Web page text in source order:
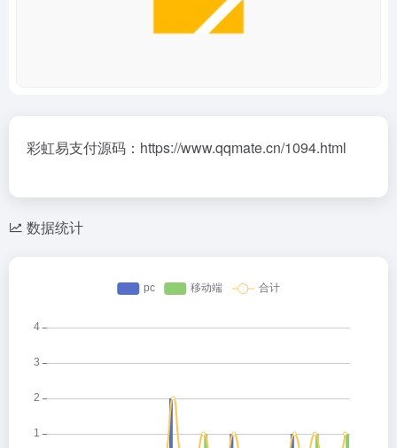
彩虹易支付源码：https://www.qqmate.cn/1094.html
数据统计